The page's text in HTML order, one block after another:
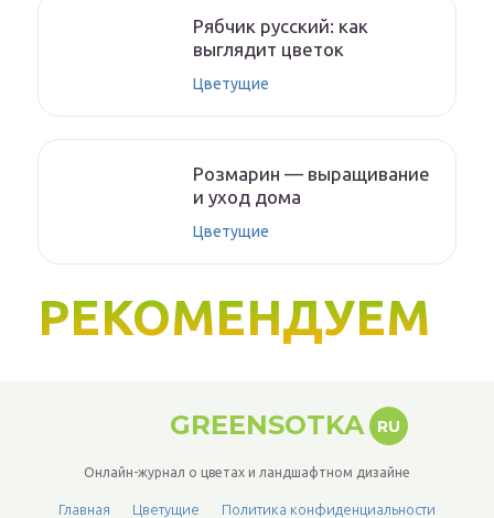
Рябчик русский: как
выглядит цветок
Цветущие
Розмарин — выращивание
и уход дома
Цветущие
РЕКОМЕНДУЕМ
GREENSOTKA RU
Онлайн-журнал о цветах и ландшафтном дизайне
Главная Цветущие Политика конфиденциальности